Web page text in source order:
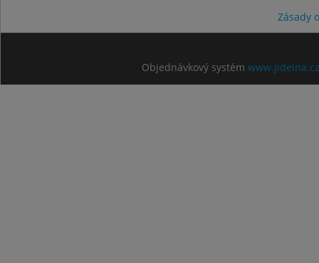
Zásady
Objednávkový systém www.jidelna.cz